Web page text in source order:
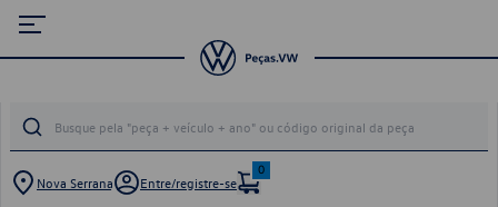
Nova Serrana Entre/registre-se
0